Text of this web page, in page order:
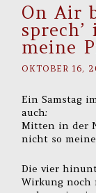
On Air
meine
OKTOBER 16,
Ein Samstag
auch:
Mitten in der
nicht so
Die vier
Wirkung